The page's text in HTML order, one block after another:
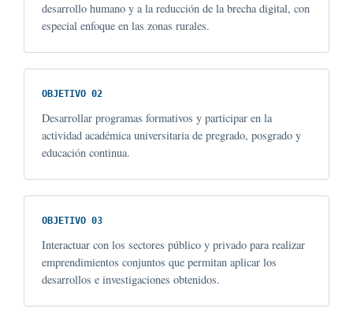
desarrollo humano y a la reducción de la brecha digital, con
especial enfoque en las zonas rurales.
OBJETIVO 02
Desarrollar programas formativos y participar en la
actividad académica universitaria de pregrado, posgrado y
educación continua.
OBJETIVO 03
Interactuar con los sectores público y privado para realizar
emprendimientos conjuntos que permitan aplicar los
desarrollos e investigaciones obtenidos.